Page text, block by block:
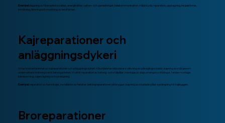
Exempel:läggning av fiberoptiska kablar, energikablar, vatten- och gasledningar, telekommunikation, miljöskydd, reparation, upptagning, inspektioner,
inmätning, filmning och muddring av landfästen.
Kajreparationer och
anläggningsdykeri
Vi har bred erfarenhet av kajreparationer och anläggningsdykeri. Våra tjänster inkluderar svetsning av påseglingsskador, kapning av stål genom
undervattensbränning samt betongarbeten. Vi utför reparation av betong- och stålpålar, montage av dagvattengenomföringar, fendermontage,
kärnborrning, vajersågning och sprängning.
Exempel:reparation av hamnkajer, installation av fendrar, betongreparationer på bryggor, kapning av skadade pålar, sprängning för kajbyggen.
Broreparationer